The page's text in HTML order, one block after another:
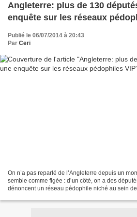
Angleterre: plus de 130
enquête sur les réseaux
Publié le 06/07/2014 à 20:43
Par Ceri
On n’a pas reparlé de l’Angleterre depuis un
semble comme figée : d’un côté, on a des
dénoncent un réseau pédophile niché au sein